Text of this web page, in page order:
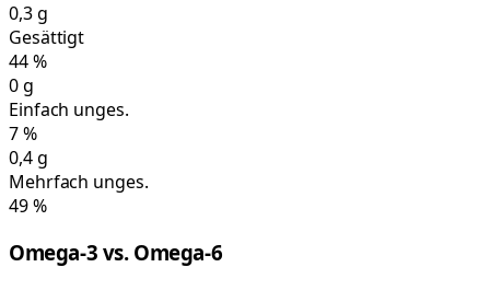
0,3g
Gesättigt
44%
0g
Einfach unges.
7%
0,4g
Mehrfach unges.
49%
Omega-3 vs. Omega-6